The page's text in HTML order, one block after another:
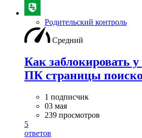
Родительский контроль
Средний
Как заблокировать у
ПК страницы
1 подписчик
03 мая
239 просмотров
5
ответов